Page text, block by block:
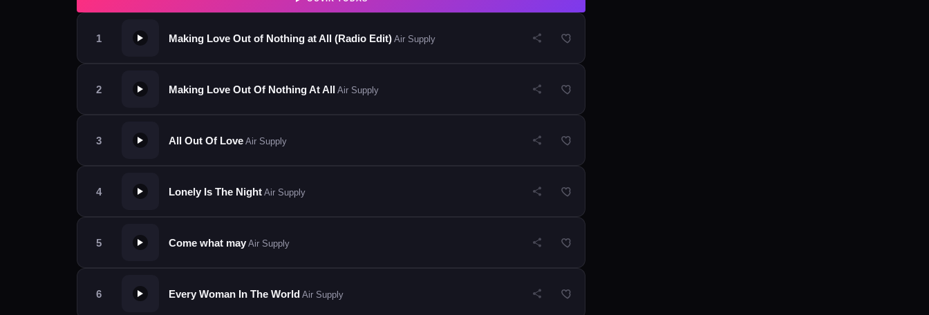
Making Love Out of Nothing at All (Radio Edit)Air Supply
Making Love Out Of Nothing At All Air Supply
All Out Of LoveAir Supply
Lonely Is The NightAir Supply
Come what mayAir Supply
Every Woman In The World Air Supply